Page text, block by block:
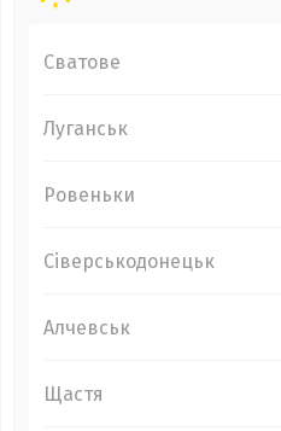
Сватове
Луганськ
Ровеньки
Сіверськодонецьк
Алчевськ
Щастя